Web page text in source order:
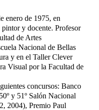
enero de 1975, en
y docente. Profesor
de Artes
Nacional de Bellas
y en el Taller Clever
Visual por la Facultad de
concursos: Banco
y 51º Salón Nacional
2004), Premio Paul